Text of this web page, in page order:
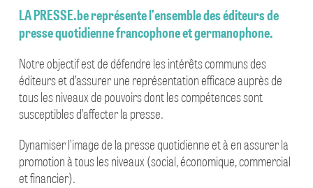
LA PRESSE.be représente l’ensemble des éditeurs de
presse quotidienne francophone et germanophone.
Notre objectif est de défendre les intérêts communs des
éditeurs et d’assurer une représentation efficace auprès de
tous les niveaux de pouvoirs dont les compétences sont
susceptibles d’affecter la presse.
Dynamiser l’image de la presse quotidienne et à en assurer la
promotion à tous les niveaux (social, économique, commercial
et financier).